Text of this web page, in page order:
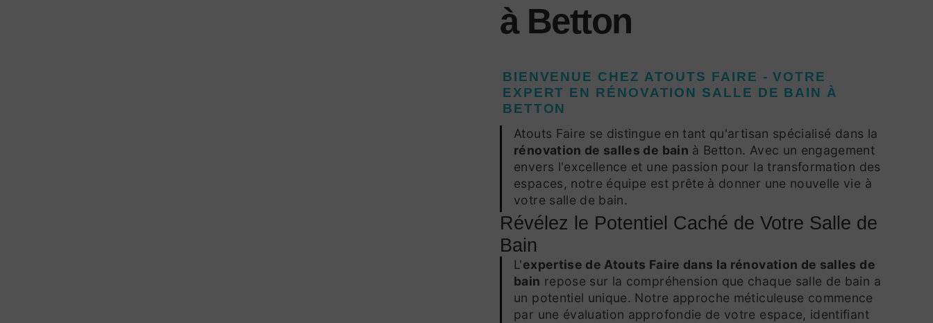
à Betton
BIENVENUE CHEZ ATOUTS FAIRE - VOTRE
EXPERT EN RÉNOVATION SALLE DE BAIN À
BETTON
Atouts Faire se distingue en tant qu'artisan spécialisé dans la
rénovation de salles de bain à Betton. Avec un engagement
envers l'excellence et une passion pour la transformation des
espaces, notre équipe est prête à donner une nouvelle vie à
votre salle de bain.
Révélez le Potentiel Caché de Votre Salle de
Bain
L'expertise de Atouts Faire dans la rénovation de salles de
bain repose sur la compréhension que chaque salle de bain a
un potentiel unique. Notre approche méticuleuse commence
par une évaluation approfondie de votre espace, identifiant